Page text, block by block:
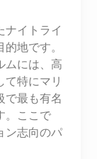
ナイトライ
地です。
ムには、高
特にマリ
で最も有名
。ここで
ン志向のパ